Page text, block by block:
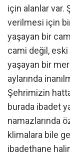
için alanlar var.
verilmesi için
yaşayan bir
cami değil, eski
yaşayan bir
aylarında
Şehrimizin
burada ibadet
namazlarında
klimalara bile
ibadethane